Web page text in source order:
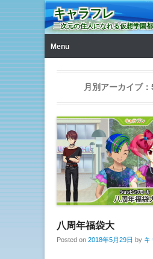
キャラフレ
二次元の住人になれる仮想学園
Menu
月別アーカイブ：
八周年福袋大
Posted on 2018年5月29日 by キ